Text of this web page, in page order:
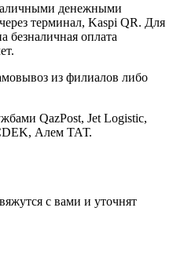
денежными
терминал, Kaspi QR. Для
безналичная оплата
из филиалов либо
QazPost, Jet Logistic,
Алем ТАТ.
с вами и уточнят